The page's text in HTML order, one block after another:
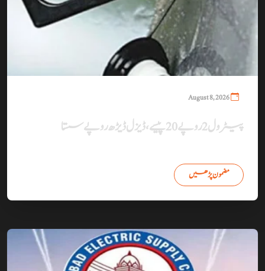
پیٹرول 2 روپے 20 پیسے، ڈیزل ڈیڑھ روپے سستا
مضمون پڑھیں